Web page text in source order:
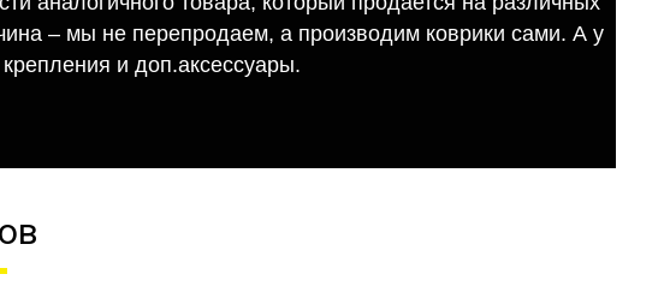
– мы не перепродаем, а производим коврики сами. А у
и доп.аксессуары.